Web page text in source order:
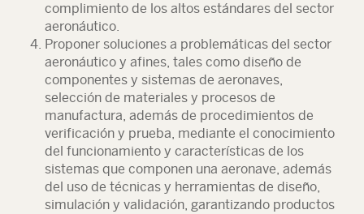
complimiento de los altos estándares del sector
aeronáutico.
Proponer soluciones a problemáticas del sector
aeronáutico y afines, tales como diseño de
componentes y sistemas de aeronaves,
selección de materiales y procesos de
manufactura, además de procedimientos de
verificación y prueba, mediante el conocimiento
del funcionamiento y características de los
sistemas que componen una aeronave, además
del uso de técnicas y herramientas de diseño,
simulación y validación, garantizando productos